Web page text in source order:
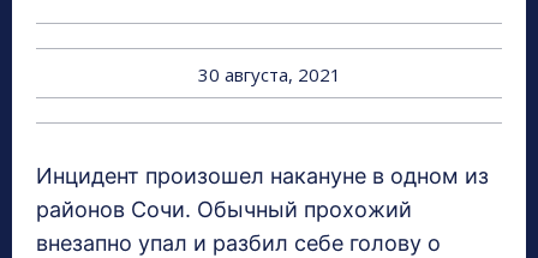
30 августа, 2021
Инцидент произошел накануне в одном из
районов Сочи. Обычный прохожий
внезапно упал и рaзбил себе голову о